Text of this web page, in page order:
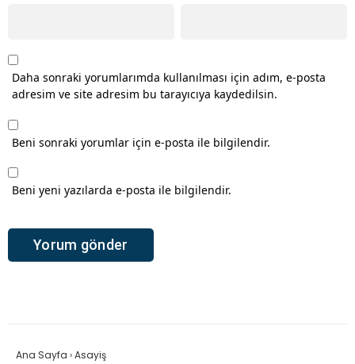
Daha sonraki yorumlarımda kullanılması için adım, e-posta
adresim ve site adresim bu tarayıcıya kaydedilsin.
Beni sonraki yorumlar için e-posta ile bilgilendir.
Beni yeni yazılarda e-posta ile bilgilendir.
Ana Sayfa ›Asayiş